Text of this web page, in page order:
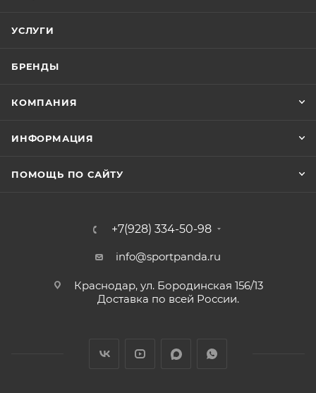
УСЛУГИ
БРЕНДЫ
КОМПАНИЯ
ИНФОРМАЦИЯ
ПОМОЩЬ ПО САЙТУ
+7(928) 334-50-98
info@sportpanda.ru
Краснодар, ул. Бородинская 156/13
Доставка по всей России.